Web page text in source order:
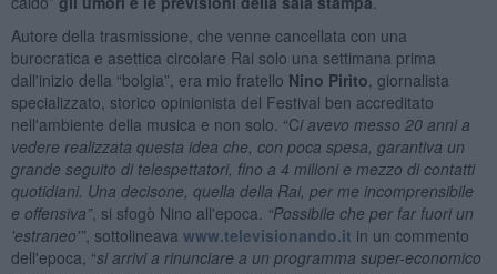
Autore della trasmissione, che venne cancellata con una
burocratica e asettica circolare Rai solo una settimana prima
dall'inizio della “bolgia”, era mio fratello Nino Pirìto , giornalista
specializzato, storico opinionista del Festival ben accreditato
nell'ambiente della musica e non solo. “Ci avevo messo 20 anni a
vedere realizzata questa idea che, con poca spesa, garantiva un
grande seguito di telespettatori, fino a 4 milioni e mezzo di contatti
quotidiani. Una decisone, quella della Rai, per me incomprensibile
e offensiva”, si sfogò Nino all'epoca. “Possibile che per far fuori un
'estraneo'”, sottolineava www.televisionando.it in un commento
dell'epoca, “si arrivi a rinunciare a un programma super-economico